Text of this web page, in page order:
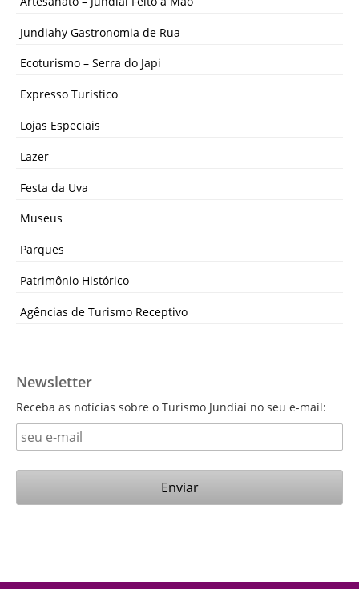
Jundiahy Gastronomia de Rua
Ecoturismo – Serra do Japi
Expresso Turístico
Lojas Especiais
Lazer
Festa da Uva
Museus
Parques
Patrimônio Histórico
Agências de Turismo Receptivo
Newsletter
Receba as notícias sobre o Turismo Jundiaí no seu e-mail: